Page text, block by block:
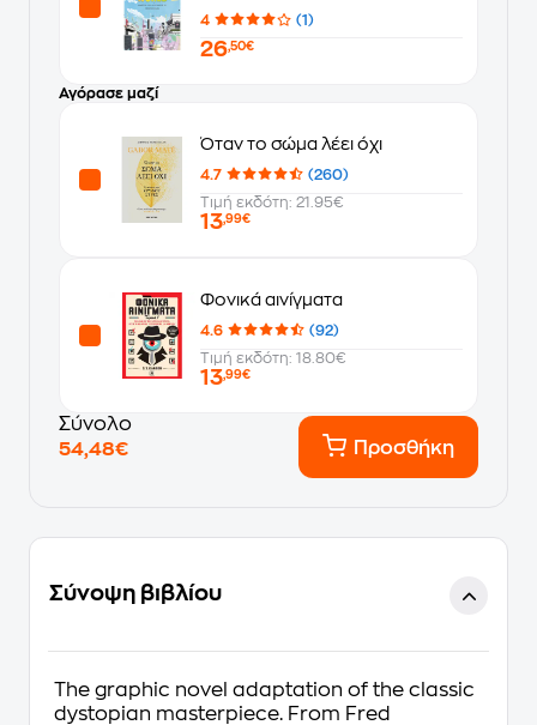
4 (1)
26,50€
Αγόρασε μαζί
Όταν το σώμα λέει όχι
4.7
(260)
Τιμή εκδότη: 21.95€
13,99€
Φονικά αινίγματα
4.6
(92)
Τιμή εκδότη: 18.80€
13,99€
Σύνολο
54,48€
Προσθήκη
Σύνοψη βιβλίου
The graphic novel adaptation of the classic
dystopian masterpiece. From Fred